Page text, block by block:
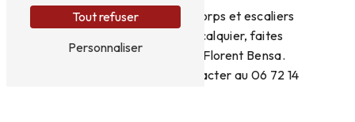
Pour profiter de garde-corps et escaliers
design de qualité à Forcalquier, faites
confiance à Menuiserie Florent Bensa.
N'hésitez pas à nous contacter au 06 72 14
Tout refuser
Personnaliser